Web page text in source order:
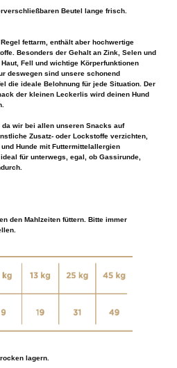
Beutel lange frisch.
fettarm, enthält aber hochwertige
Besonders der Gehalt an Zink, Selen und
Fell und wichtige Körperfunktionen
deswegen sind unsere schonend
die ideale Belohnung für jede Situation. Der
der kleinen Leckerlis wird deinen Hund
wir bei allen unseren Snacks auf
Zusatz- oder Lockstoffe verzichten,
Hunde mit Futtermittelallergien
für unterwegs, egal, ob Gassirunde,
den Mahlzeiten füttern. Bitte immer
lagern.